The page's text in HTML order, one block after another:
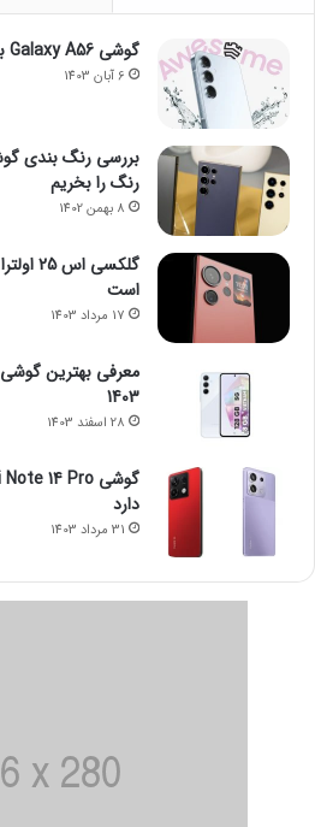
گوشی Galaxy A56 با دوربین بهتر همراه است
6 آبان 1403
رنگ را بخریم
8 بهمن 1402
است
17 مرداد 1403
1403
28 اسفند 1403
دارد
31 مرداد 1403